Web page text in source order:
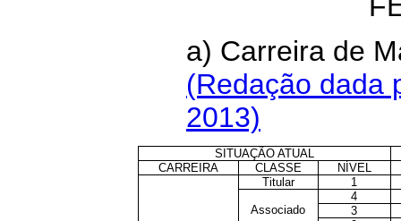
a) Carreira
(Redação dada
2013)
SITUAÇÃO ATUAL
CARREIRA
CLASSE
NÍVEL
Titular
1
4
Associado
3